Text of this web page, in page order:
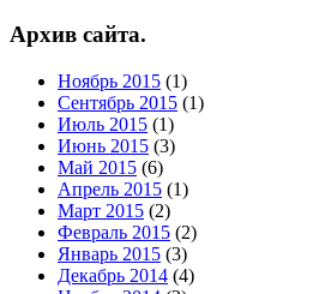
Архив сайта.
Ноябрь 2015 (1)
Сентябрь 2015 (1)
Июль 2015 (1)
Июнь 2015 (3)
Май 2015 (6)
Апрель 2015 (1)
Март 2015 (2)
Февраль 2015 (2)
Январь 2015 (3)
Декабрь 2014 (4)